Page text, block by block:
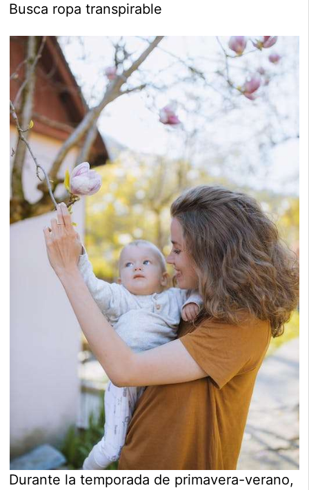
Busca ropa transpirable
Durante la temporada de primavera-verano,